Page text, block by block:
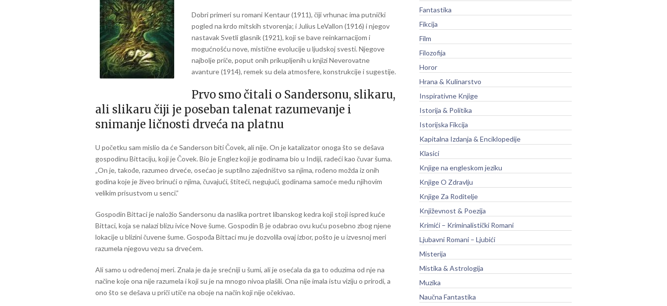
Dobri primeri su romani Kentaur (1911), čiji vrhunac ima putnički
pogled na krdo mitskih stvorenja; i Julius LeVallon (1916) i njegov
nastavak Svetli glasnik (1921), koji se bave reinkarnacijom i
mogućnošću nove, mistične evolucije u ljudskoj svesti. Njegove
najbolje priče, poput onih prikupljenih u knjizi Neverovatne
avanture (1914), remek su dela atmosfere, konstrukcije i sugestije.
Prvo smo čitali o Sandersonu, slikaru,
ali slikaru čiji je poseban talenat razumevanje i
snimanje ličnosti drveća na platnu
U početku sam mislio da će Sanderson biti Čovek, ali nije. On je katalizator onoga što se dešava
gospodinu Bittaciju, koji je Čovek. Bio je Englez koji je godinama bio u Indiji, radeći kao čuvar šuma.
„On je, takođe, razumeo drveće, osećao je suptilno zajedništvo sa njima, rođeno možda iz onih
godina koje je živeo brinući o njima, čuvajući, štiteći, negujući, godinama samoće među njihovim
velikim prisustvom u senci.”
Gospodin Bittaci je naložio Sandersonu da naslika portret libanskog kedra koji stoji ispred kuće
Bittaci, koja se nalazi blizu ivice Nove šume. Gospodin B je odabrao ovu kuću posebno zbog njene
lokacije u blizini čuvene šume. Gospođa Bittaci mu je dozvolila ovaj izbor, pošto je u izvesnoj meri
razumela njegovu vezu sa drvećem.
Ali samo u određenoj meri. Znala je da je srećniji u šumi, ali je osećala da ga to oduzima od nje na
načine koje ona nije razumela i koji su je na mnogo nivoa plašili. Ona nije imala istu viziju o prirodi, a
ono što se dešava u priči utiče na oboje na način koji nije očekivao.
Fantastika
Fikcija
Film
Filozofija
Horor
Hrana & Kulinarstvo
Inspirativne Knjige
Istorija & Politika
Istorijska Fikcija
Kapitalna Izdanja & Enciklopedije
Klasici
Knjige na engleskom jeziku
Knjige O Zdravlju
Knjige Za Roditelje
Književnost & Poezija
Krimići – Kriminalistički Romani
Ljubavni Romani – Ljubići
Misterija
Mistika & Astrologija
Muzika
Naučna Fantastika